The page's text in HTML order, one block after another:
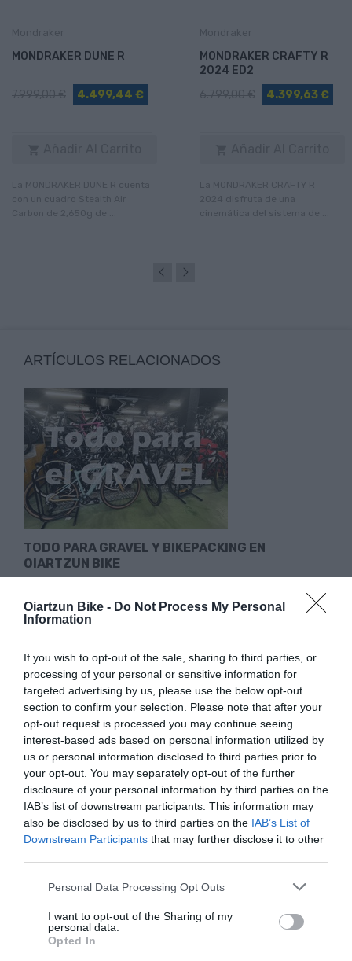
Oiartzun Bike - Do Not Process My Personal
Information
If you wish to opt-out of the sale, sharing to third parties, or
processing of your personal or sensitive information for
targeted advertising by us, please use the below opt-out
section to confirm your selection. Please note that after your
opt-out request is processed you may continue seeing
interest-based ads based on personal information utilized by
us or personal information disclosed to third parties prior to
your opt-out. You may separately opt-out of the further
disclosure of your personal information by third parties on the
IAB’s list of downstream participants. This information may
also be disclosed by us to third parties on the IAB’s List of
Downstream Participants that may further disclose it to other
Please note that this website/app uses one or more Google
not limited to your visit or usage behaviour. You may click to
grant or deny consent to Google and its third-party tags to
use your data for below specified purposes in below Google
Personal Data Processing Opt Outs
I want to opt-out of the Sharing of my
personal data.
Opted In
MONDRAKER DUNE R
4.499,44 €
MONDRAKER CRAFTY R
2024 ED2
4.399,63 €
ARTÍCULOS RELACIONADOS
TODO PARA GRAVEL Y BIKEPACKING EN
OIARTZUN BIKE
Cada vez más ciclistas buscan bicicletas versátiles, rutas...
ETAPAS Y RECORRIDO DE UNA VUELTA FEMENINA
2026 QUE CULMINARÁ EN EL ANGLIRÚ
9 de...
Leer Más